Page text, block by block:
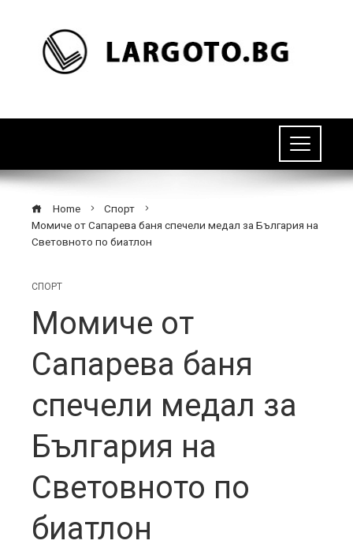
Home
Спорт
Момиче от Сапарева баня спечели медал за България на
Световното по биатлон
СПОРТ
Момиче от
Сапарева баня
спечели медал за
България на
Световното по
биатлон